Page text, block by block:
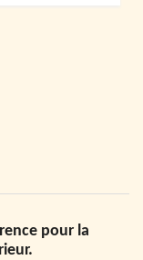
pour la